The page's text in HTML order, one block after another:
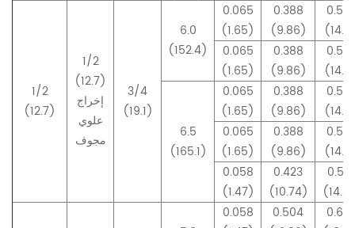
1/2
(12.7)
1/2
(12.7)
إخراج
علوي
مجوف
3/4
(19.1)
6.0
(152.4)
0.065
(1.65)
0.388
(9.86)
0.065
(1.65)
0.388
(9.86)
6.5
(165.1)
0.065
(1.65)
0.388
(9.86)
0.065
(1.65)
0.388
(9.86)
0.058
(1.47)
0.423
(10.74)
0.058
0.504